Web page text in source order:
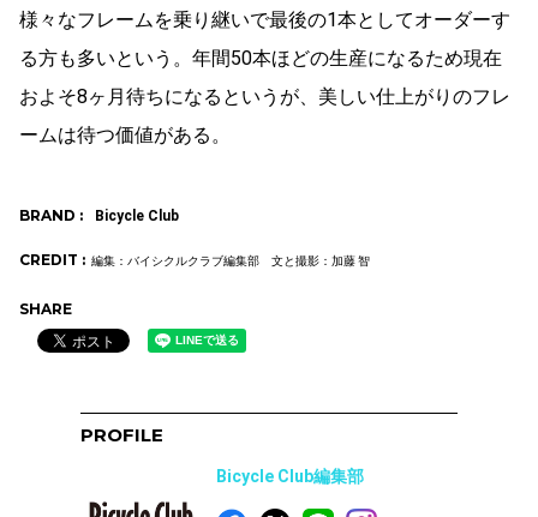
様々なフレームを乗り継いで最後の1本としてオーダーす
る方も多いという。年間50本ほどの生産になるため現在
およそ8ヶ月待ちになるというが、美しい仕上がりのフレ
ームは待つ価値がある。
BRAND : Bicycle Club
CREDIT : 編集：バイシクルクラブ編集部 文と撮影：加藤 智
SHARE
PROFILE
Bicycle Club編集部